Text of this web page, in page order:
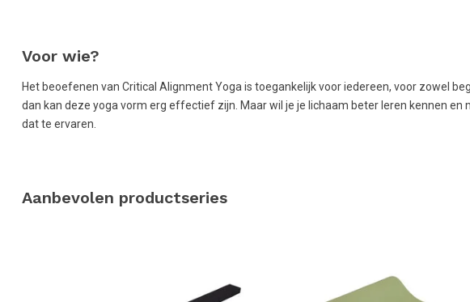
Voor wie?
Het beoefenen van Critical Alignment Yoga is toegankelijk voor iedereen, voor zowel
dan kan deze yoga vorm erg effectief zijn. Maar wil je je lichaam beter leren kennen en
dat te ervaren.
Aanbevolen productseries